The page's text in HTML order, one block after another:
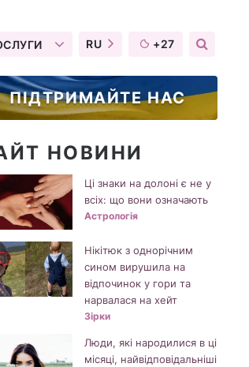
RU +27
ПІДТРИМАЙТЕ НАС
НОВИНИ
Ці знаки на долоні є не у
всіх: що вони означають
Астрологія
Нікітюк з однорічним
сином вирушила на
відпочинок у гори та
нарвалася на хейт
Зірки
Люди, які народилися в ці
місяці, найвідповідальніші